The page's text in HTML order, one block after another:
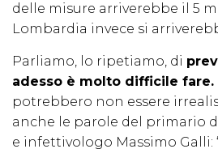
delle misure arriverebbe il 5
Lombardia invece si
Parliamo, lo ripetiamo, di
adesso è molto difficile fare.
potrebbero non essere
anche le parole del primario
e infettivologo Massimo Galli: